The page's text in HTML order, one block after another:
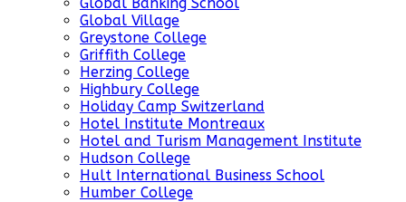
Global Banking School
Global Village
Greystone College
Griffith College
Herzing College
Highbury College
Holiday Camp Switzerland
Hotel Institute Montreaux
Hotel and Turism Management Institute
Hudson College
Hult International Business School
Humber College